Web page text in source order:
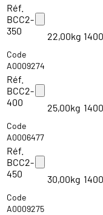
Réf.
BCC2-
350
Code
A0009274
22,00kg
Réf.
BCC2-
400
Code
A0006477
25,00kg
Réf.
BCC2-
450
Code
A0009275
30,00kg